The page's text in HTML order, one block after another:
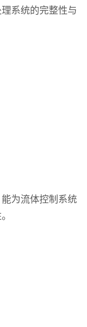
系统的完整性与
为流体控制系统